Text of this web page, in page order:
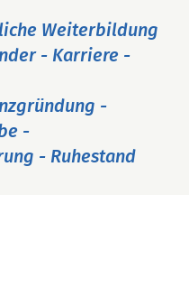
Weiterbildung
- Karriere -
-
-
- Ruhestand